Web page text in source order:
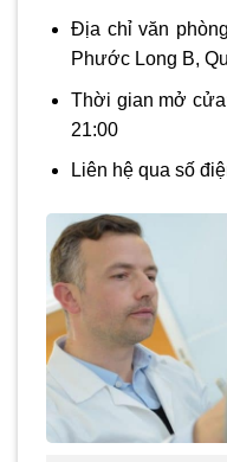
Địa chỉ văn
Phước Long B,
Thời gian mở
21:00
Liên hệ qua số